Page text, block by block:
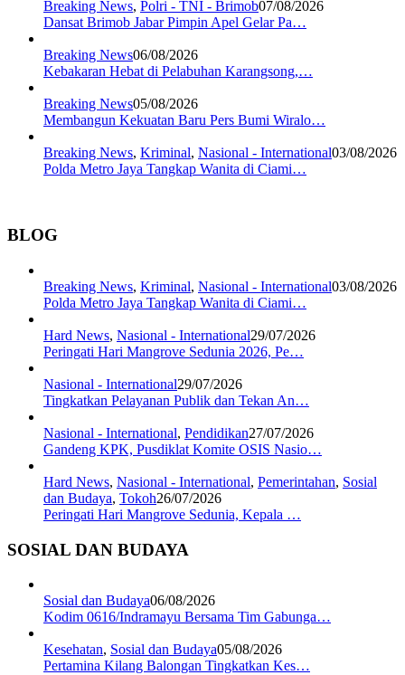
Breaking News, Polri - TNI - Brimob07/08/2026
Dansat Brimob Jabar Pimpin Apel Gelar Pa…
Breaking News06/08/2026
Kebakaran Hebat di Pelabuhan Karangsong,…
Breaking News05/08/2026
Membangun Kekuatan Baru Pers Bumi Wiralo…
Breaking News, Kriminal, Nasional - International03/08/2026
Polda Metro Jaya Tangkap Wanita di Ciami…
BLOG
Breaking News, Kriminal, Nasional - International03/08/2026
Polda Metro Jaya Tangkap Wanita di Ciami…
Hard News, Nasional - International29/07/2026
Peringati Hari Mangrove Sedunia 2026, Pe…
Nasional - International29/07/2026
Tingkatkan Pelayanan Publik dan Tekan An…
Nasional - International, Pendidikan27/07/2026
Gandeng KPK, Pusdiklat Komite OSIS Nasio…
Hard News, Nasional - International, Pemerintahan, Sosial
dan Budaya, Tokoh26/07/2026
Peringati Hari Mangrove Sedunia, Kepala …
SOSIAL DAN BUDAYA
Sosial dan Budaya06/08/2026
Kodim 0616/Indramayu Bersama Tim Gabunga…
Kesehatan, Sosial dan Budaya05/08/2026
Pertamina Kilang Balongan Tingkatkan Kes…